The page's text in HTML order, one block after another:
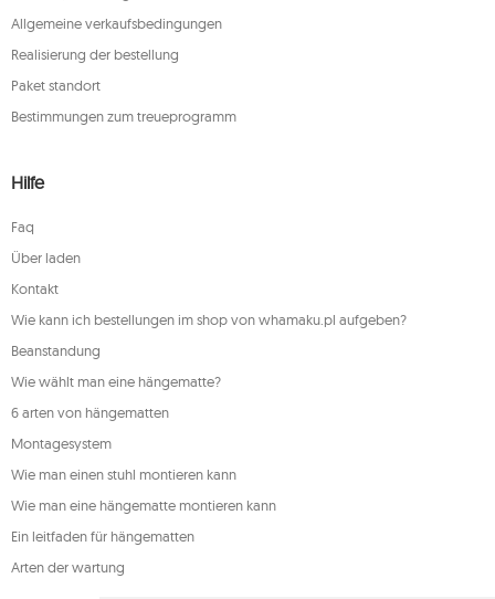
Allgemeine verkaufsbedingungen
Realisierung der bestellung
Paket standort
Bestimmungen zum treueprogramm
Hilfe
Faq
Über laden
Kontakt
Wie kann ich bestellungen im shop von whamaku.pl aufgeben?
Beanstandung
Wie wählt man eine hängematte?
6 arten von hängematten
Montagesystem
Wie man einen stuhl montieren kann
Wie man eine hängematte montieren kann
Ein leitfaden für hängematten
Arten der wartung